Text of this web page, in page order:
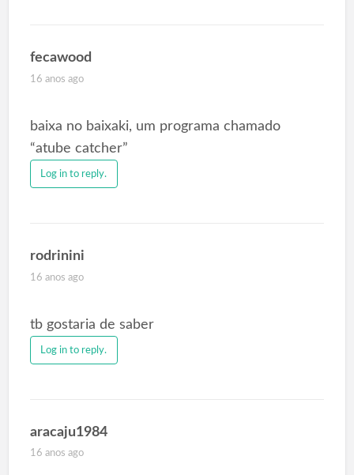
fecawood
16 anos ago
baixa no baixaki, um programa chamado
“atube catcher”
Log in to reply.
rodrinini
16 anos ago
tb gostaria de saber
Log in to reply.
aracaju1984
16 anos ago